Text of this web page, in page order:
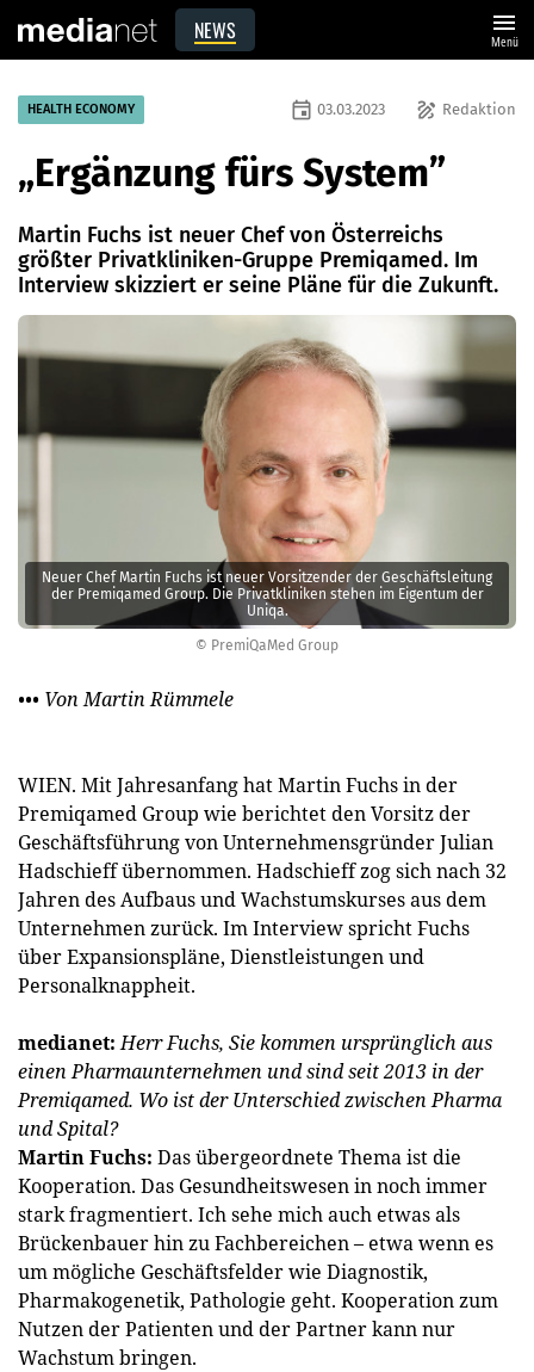
NEWS menu
Menü
© PremiQaMed Group
Neuer Chef Martin Fuchs ist neuer Vorsitzender der Geschäftsleitung
der Premiqamed Group. Die Privatkliniken stehen im Eigentum der
Uniqa.
HEALTH ECONOMY draw Redaktion
event 03.03.2023
„Ergänzung fürs System”
Martin Fuchs ist neuer Chef von Österreichs
größter Privatkliniken-Gruppe Premiqamed. Im
Interview skizziert er seine Pläne für die Zukunft.
••• Von Martin Rümmele
WIEN. Mit Jahresanfang hat Martin Fuchs in der
Premiqamed Group wie berichtet den Vorsitz der
Geschäftsführung von Unternehmensgründer Julian
Hadschieff übernommen. Hadschieff zog sich nach 32
Jahren des Aufbaus und Wachstumskurses aus dem
Unternehmen zurück. Im Interview spricht Fuchs
über Expansionspläne, Dienstleistungen und
Personalknappheit.
medianet:Herr Fuchs, Sie kommen ursprünglich aus
einen Pharmaunternehmen und sind seit 2013 in der
Premiqamed. Wo ist der Unterschied zwischen Pharma
und Spital?
Martin Fuchs: Das übergeordnete Thema ist die
Kooperation. Das Gesundheitswesen in noch immer
stark fragmentiert. Ich sehe mich auch etwas als
Brückenbauer hin zu Fachbereichen – etwa wenn es
um mögliche Geschäftsfelder wie Diagnostik,
Pharmakogenetik, Pathologie geht. Kooperation zum
Nutzen der Patienten und der Partner kann nur
Wachstum bringen.